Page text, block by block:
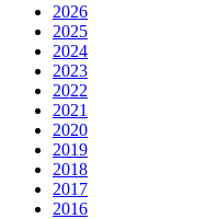
2026
2025
2024
2023
2022
2021
2020
2019
2018
2017
2016